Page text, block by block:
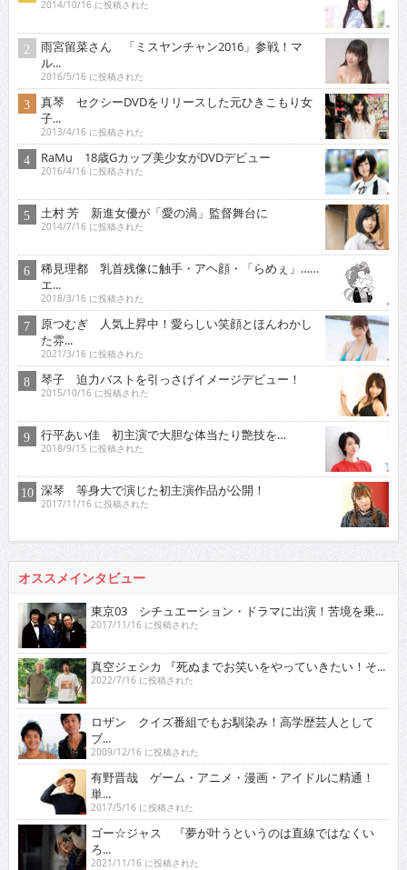
2014/10/16 に投稿された
雨宮留菜さん 「ミスヤンチャン2016」参戦！マ
ル...
2016/5/16 に投稿された
真琴 セクシーDVDをリリースした元ひきこもり女
子...
2013/4/16 に投稿された
RaMu 18歳Gカップ美少女がDVDデビュー
2016/4/16 に投稿された
土村 芳 新進女優が「愛の渦」監督舞台に
2014/7/16 に投稿された
稀見理都 乳首残像に触手・アヘ顔・「らめぇ」……
エ...
2018/3/16 に投稿された
原つむぎ 人気上昇中！愛らしい笑顔とほんわかし
た雰...
2021/3/16 に投稿された
琴子 迫力バストを引っさげイメージデビュー！
2015/10/16 に投稿された
行平あい佳 初主演で大胆な体当たり艶技を…
2018/9/15 に投稿された
深琴 等身大で演じた初主演作品が公開！
2017/11/16 に投稿された
オススメインタビュー
東京03 シチュエーション・ドラマに出演！苦境を乗...
2017/11/16 に投稿された
真空ジェシカ 『死ぬまでお笑いをやっていきたい！そ...
2022/7/16 に投稿された
ロザン クイズ番組でもお馴染み！高学歴芸人として
ブ...
2009/12/16 に投稿された
有野晋哉 ゲーム・アニメ・漫画・アイドルに精通！
単...
2017/5/16 に投稿された
ゴー☆ジャス 『夢が叶うというのは直線ではなくい
ろ...
2021/11/16 に投稿された